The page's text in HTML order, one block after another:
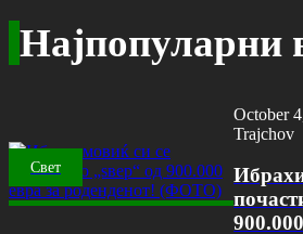
Најпопуларни
Свет
October
Trajchov